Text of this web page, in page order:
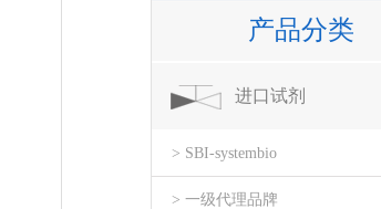
产品分类
进口试剂
> SBI-systembio
> 一级代理品牌